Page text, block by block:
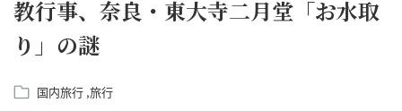
教行事、奈良・東大寺二月堂「お水取
り」の謎
国内旅行 旅行